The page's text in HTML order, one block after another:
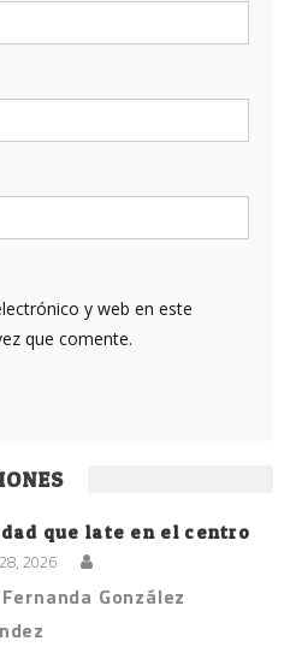
y web en este
que comente.
que late en el centro
2026
González